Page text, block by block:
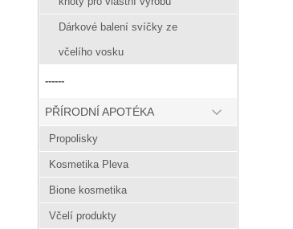
Dárkové balení svíčky ze
včelího vosku
------
PŘÍRODNÍ APOTÉKA
Propolisky
Kosmetika Pleva
Bione kosmetika
Včelí produkty